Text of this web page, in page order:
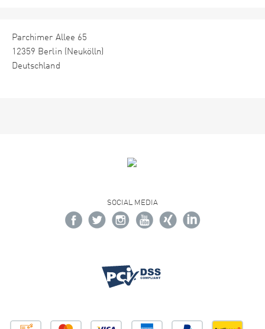
Parchimer Allee 65
12359 Berlin (Neukölln)
Deutschland
SOCIAL MEDIA